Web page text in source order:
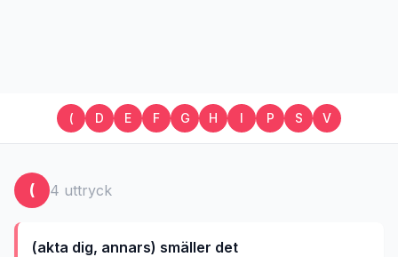
( D E F G H I P S V
( 4 uttryck
(akta dig, annars) smäller det